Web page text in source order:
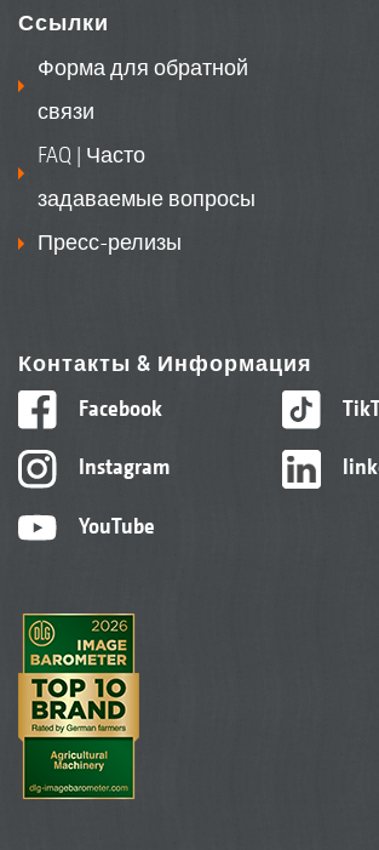
Ссылки
Форма для обратной
связи
FAQ | Часто
задаваемые вопросы
Пресс-релизы
Контакты & Информация
Facebook
Instagram
YouTube